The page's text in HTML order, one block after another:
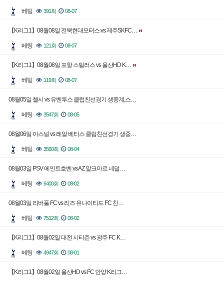
베팅 391회 08-07
【K리그1】08월08일 전북현대모터스 vs 제주SKFC…
베팅 121회 08-07
【K리그1】08월08일 포항 스틸러스 vs 울산HD K…
베팅 119회 08-07
08월05일 첼시 vs 유벤투스 클럽친선경기 생중계,스…
베팅 3547회 08-05
08월06일 아스널 vs 레알 베티스 클럽친선경기 생중…
베팅 3560회 08-04
08월03일 PSV 에인트호벤 vs AZ 알크마르 네덜…
베팅 6400회 08-02
08월03일 리버풀 FC vs 리즈 유나이티드 FC 친…
베팅 7512회 08-02
【K리그1】08월02일 대전 시티즌 vs 광주 FC K…
베팅 4947회 08-01
【K리그1】08월02일 울산HD vs FC 안양 K리그…